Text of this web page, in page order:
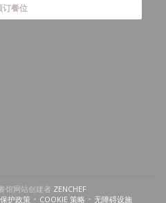
订餐位
))
馆网站创建者 ZENCHEF((在新窗口中打开))
护政策 COOKIE 策略 无障碍设施